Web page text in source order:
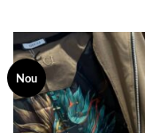
Nou